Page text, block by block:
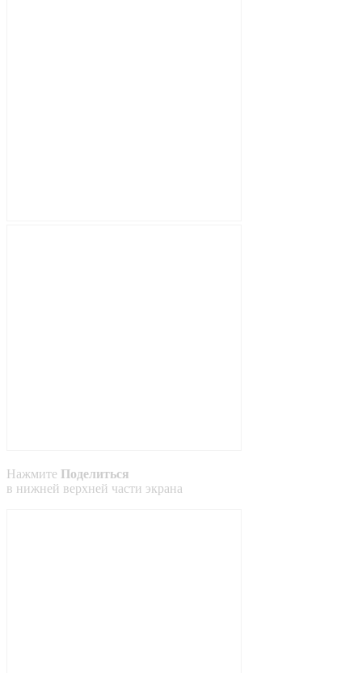
Нажмите Поделиться
в нижней верхней части экрана